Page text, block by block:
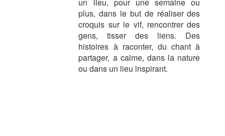
plus, dans le but de réaliser des
croquis sur le vif, rencontrer des
gens, tisser des liens. Des
histoires à raconter, du chant à
partager, a calme, dans la nature
ou dans un lieu inspirant.